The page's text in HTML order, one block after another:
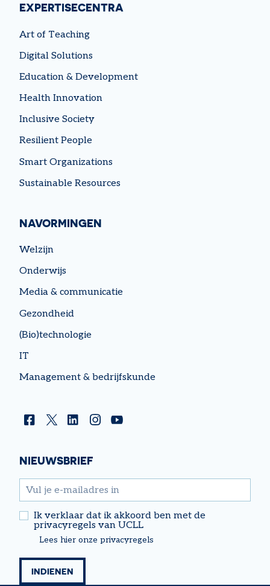
EXPERTISECENTRA
Art of Teaching
Digital Solutions
Education & Development
Health Innovation
Inclusive Society
Resilient People
Smart Organizations
Sustainable Resources
NAVORMINGEN
Welzijn
Onderwijs
Media & communicatie
Gezondheid
(Bio)technologie
IT
Management & bedrijfskunde
NIEUWSBRIEF
email
Ik verklaar dat ik akkoord ben met de
privacyregels van UCLL
Lees hier onze privacyregels